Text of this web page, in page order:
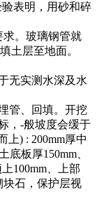
表明，用砂和碎
。玻璃钢管就
土层至地面。
无实测水深及水
管、回填。开挖
，-般坡度会缓于
上) : 200mm厚中
底板厚150mm、
100mm、上部
块石，保护层视